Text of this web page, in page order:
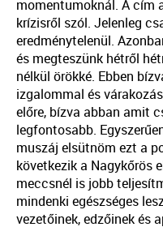
momentumoknál. A cím
krízisről szól. Jelenleg
eredménytelenül.
és megteszünk hétről
nélkül örökké. Ebben
izgalommal és
előre, bízva abban amit
legfontosabb.
muszáj elsütnöm ezt a
következik a Nagykőrös
meccsnél is jobb
mindenki egészséges
vezetőinek, edzőinek és